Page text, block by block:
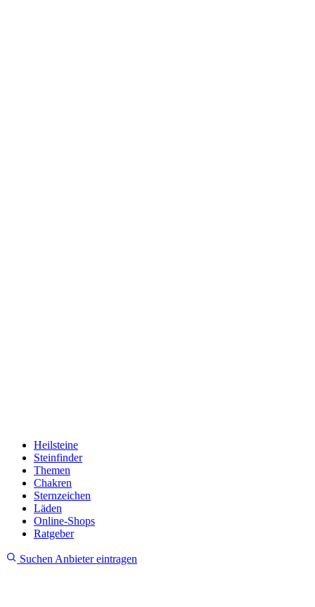
Heilsteine
Steinfinder
Themen
Chakren
Sternzeichen
Läden
Online-Shops
Ratgeber
Suchen Anbieter eintragen